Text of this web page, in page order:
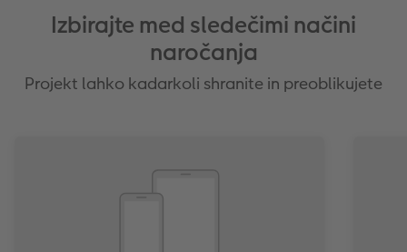
Izbirajte med sledečimi načini
naročanja
Projekt lahko kadarkoli shranite in preoblikujete